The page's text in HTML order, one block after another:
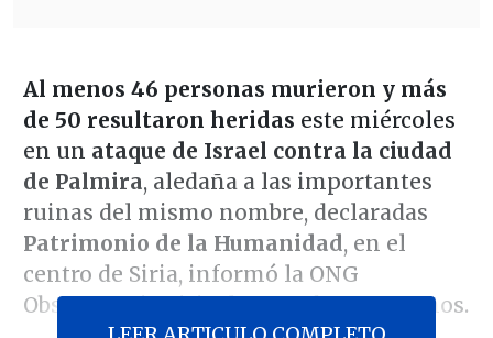
Al menos 46 personas murieron y más
de 50 resultaron heridas este miércoles
en un ataque de Israel contra la ciudad
de Palmira, aledaña a las importantes
ruinas del mismo nombre, declaradas
Patrimonio de la Humanidad, en el
centro de Siria, informó la ONG
Observatorio Sirio de Derechos Humanos.